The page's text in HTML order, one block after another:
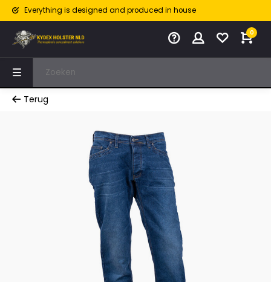
Everything is designed and produced in house
0
Terug